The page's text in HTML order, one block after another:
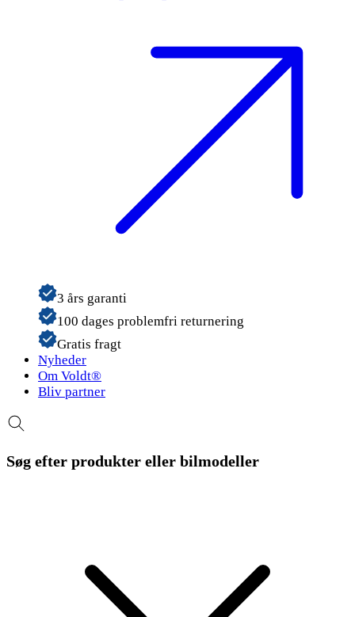
3 års garanti
100 dages problemfri returnering
Gratis fragt
Nyheder
Om Voldt®
Bliv partner
Søg efter produkter eller bilmodeller